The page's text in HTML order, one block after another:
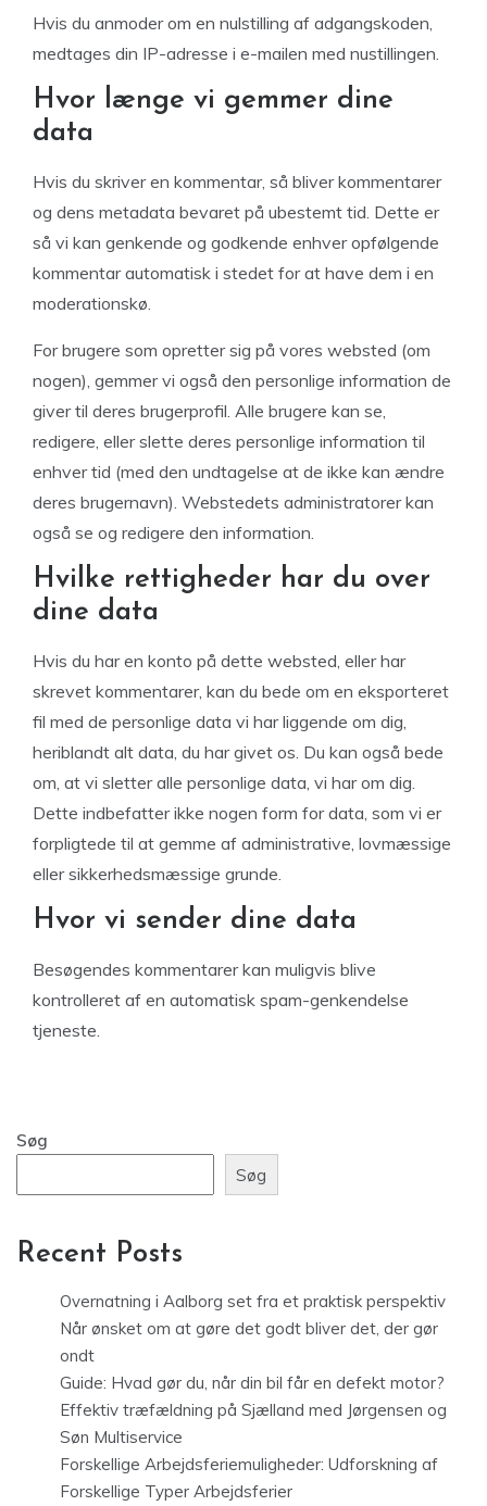
Hvis du anmoder om en nulstilling af adgangskoden,
medtages din IP-adresse i e-mailen med nustillingen.
Hvor længe vi gemmer dine
data
Hvis du skriver en kommentar, så bliver kommentarer
og dens metadata bevaret på ubestemt tid. Dette er
så vi kan genkende og godkende enhver opfølgende
kommentar automatisk i stedet for at have dem i en
moderationskø.
For brugere som opretter sig på vores websted (om
nogen), gemmer vi også den personlige information de
giver til deres brugerprofil. Alle brugere kan se,
redigere, eller slette deres personlige information til
enhver tid (med den undtagelse at de ikke kan ændre
deres brugernavn). Webstedets administratorer kan
også se og redigere den information.
Hvilke rettigheder har du over
dine data
Hvis du har en konto på dette websted, eller har
skrevet kommentarer, kan du bede om en eksporteret
fil med de personlige data vi har liggende om dig,
heriblandt alt data, du har givet os. Du kan også bede
om, at vi sletter alle personlige data, vi har om dig.
Dette indbefatter ikke nogen form for data, som vi er
forpligtede til at gemme af administrative, lovmæssige
eller sikkerhedsmæssige grunde.
Hvor vi sender dine data
Besøgendes kommentarer kan muligvis blive
kontrolleret af en automatisk spam-genkendelse
tjeneste.
Søg
Søg
Recent Posts
Overnatning i Aalborg set fra et praktisk perspektiv
Når ønsket om at gøre det godt bliver det, der gør
ondt
Guide: Hvad gør du, når din bil får en defekt motor?
Effektiv træfældning på Sjælland med Jørgensen og
Søn Multiservice
Forskellige Arbejdsferiemuligheder: Udforskning af
Forskellige Typer Arbejdsferier